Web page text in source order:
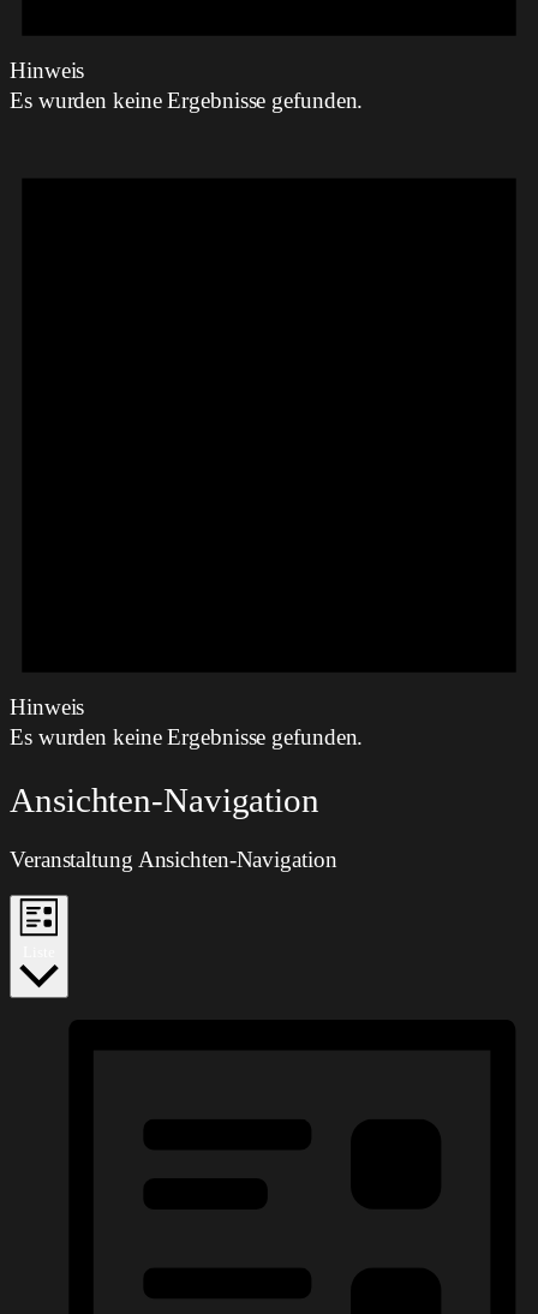
Hinweis
Es wurden keine Ergebnisse gefunden.
Hinweis
Es wurden keine Ergebnisse gefunden.
Ansichten-Navigation
Veranstaltung Ansichten-Navigation